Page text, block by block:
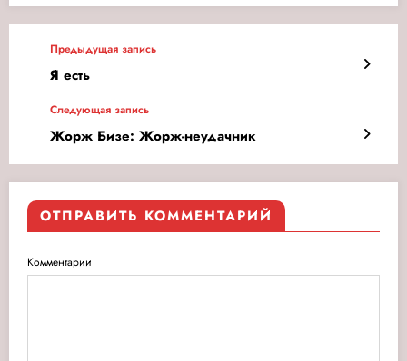
Предыдущая запись
Я есть
Следующая запись
Жорж Бизе: Жорж-неудачник
ОТПРАВИТЬ КОММЕНТАРИЙ
Комментарии